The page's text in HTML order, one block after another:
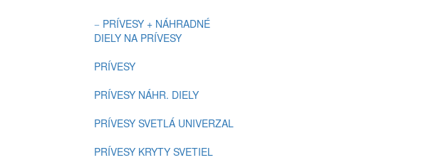
PRÍVESY + NÁHRADNÉ
DIELY NA PRÍVESY
PRÍVESY
PRÍVESY NÁHR. DIELY
PRÍVESY SVETLÁ UNIVERZAL
PRÍVESY KRYTY SVETIEL